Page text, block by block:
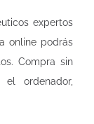
expertos
online podrás
Compra sin
ordenador,